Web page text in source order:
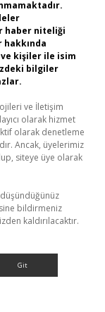
haber niteliği
ve kişiler ile isim
bilgiler
ve İletişim
olarak hizmet
olarak denetleme
Ancak, üyelerimiz
siteye üye olarak
bildirmeniz
kaldırılacaktır.